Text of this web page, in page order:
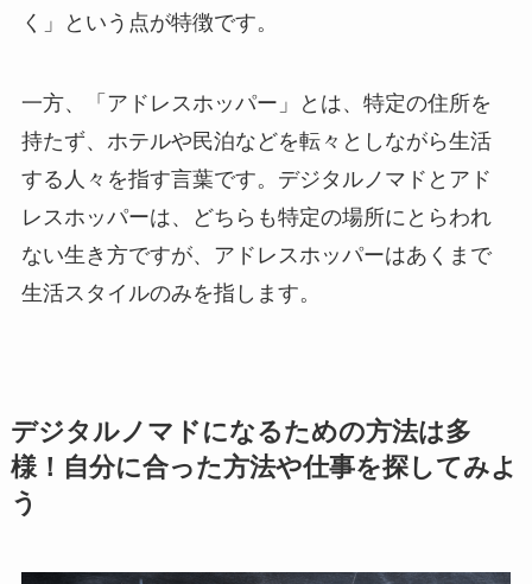
く」という点が特徴です。
一方、「アドレスホッパー」とは、特定の住所を
持たず、ホテルや民泊などを転々としながら生活
する人々を指す言葉です。デジタルノマドとアド
レスホッパーは、どちらも特定の場所にとらわれ
ない生き方ですが、アドレスホッパーはあくまで
生活スタイルのみを指します。
デジタルノマドになるための方法は多
様！自分に合った方法や仕事を探してみよ
う